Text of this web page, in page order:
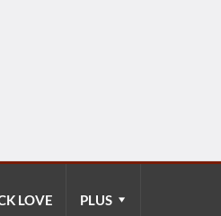
LOVE PLUS